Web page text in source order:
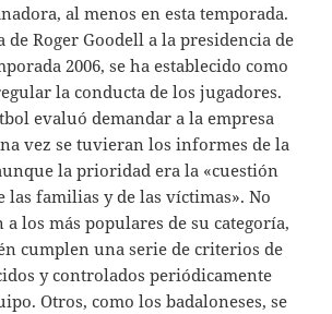
al menos en esta temporada.
de Roger Goodell a la presidencia de
2006, se ha establecido como
la conducta de los jugadores.
evaluó demandar a la empresa
vez se tuvieran los informes de la
la prioridad era la «cuestión
las familias y de las víctimas». No
a los más populares de su categoría,
cumplen una serie de criterios de
y controlados periódicamente
Otros, como los badaloneses, se